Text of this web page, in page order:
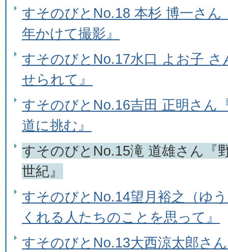
すそのびとNo.18 本杉 博一さん
年かけて撮影』
すそのびとNo.17水口 よお子 さ
せられて』
すそのびとNo.16吉田 正明さん
道に挑む』
すそのびとNo.15滝 道雄さん『
世紀』
すそのびとNo.14望月裕之（ゆ
くれる人たちのことを思って』
すそのびとNo.13大西涼太郎さ